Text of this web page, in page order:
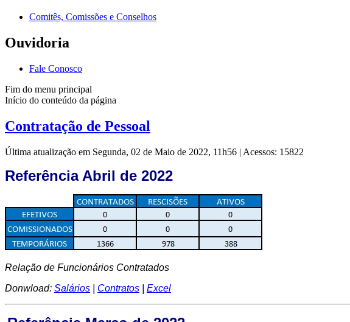
Comitês, Comissões e Conselhos
Ouvidoria
Fale Conosco
Fim do menu principal
Início do conteúdo da página
Contratação de Pessoal
Última atualização em Segunda, 02 de Maio de 2022, 11h56 | Acessos: 15822
Referência Abril de 2022
Relação de Funcionários Contratados
Donwload: Salários Contratos Excel